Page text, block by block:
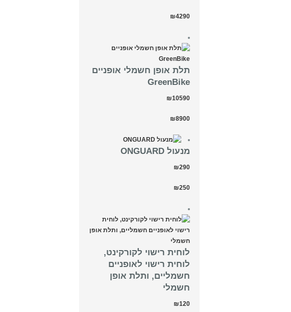
₪4290
תלת אופן חשמלי אופניים
GreenBike
₪10590
₪8900
מנעול ONGUARD
₪290
₪250
לוחית רישוי לקורקינט,
לוחית רישוי לאופניים
חשמליים, ותלת אופן
חשמלי
₪120